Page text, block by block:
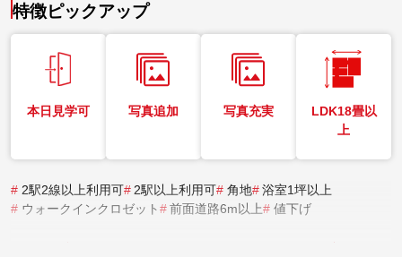
特徴ピックアップ
本日見学可 写真追加 写真充実
LDK18畳以
上
# 2駅2線以上利用可# 2駅以上利用可# 角地# 浴室1坪以上
# ウォークインクロゼット# 前面道路6m以上# 値下げ